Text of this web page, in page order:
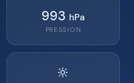
993 hPa
PRESSION
🔆